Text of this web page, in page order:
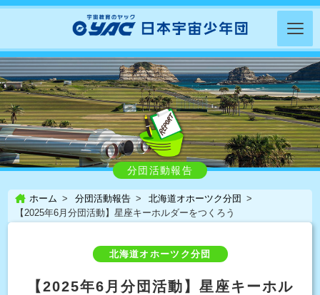
分団活動報告
ホーム 分団活動報告
北海道オホーツク分団
【2025年6月分団活動】星座キーホルダーをつくろう
北海道オホーツク分団
【2025年6月分団活動】星座キーホル